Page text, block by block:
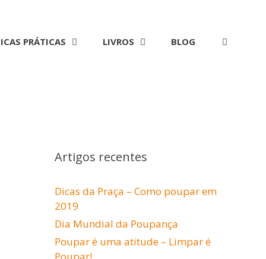
PRÁTICAS LIVROS BLOG
Artigos recentes
Dicas da Praça – Como poupar em
2019
Dia Mundial da Poupança
Poupar é uma atitude – Limpar é